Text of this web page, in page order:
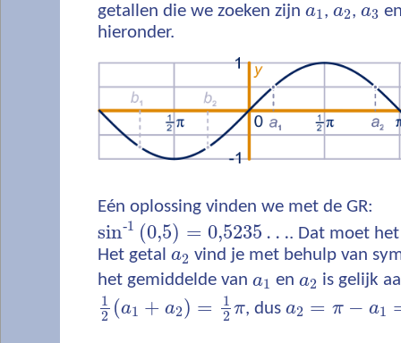
getallen die we zoeken zijn a1,a2,a3
hieronder.
Eén oplossing vinden we met de GR:
sin‐1 (0,5) = 0,5235 …. Dat moet
Het getal a2 vind je met behulp van
het gemiddelde van a1 ena2 is gelijk
1
2 (a1 + a2) =
1
2 π, dus a2 = π − a1